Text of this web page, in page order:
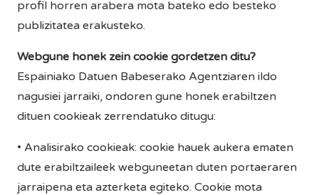
profil horren arabera mota bateko edo besteko
publizitatea erakusteko.
Webgune honek zein cookie gordetzen ditu?
Espainiako Datuen Babeserako Agentziaren ildo
nagusiei jarraiki, ondoren gune honek erabiltzen
dituen cookieak zerrendatuko ditugu:
• Analisirako cookieak: cookie hauek aukera ematen
dute erabiltzaileek webguneetan duten portaeraren
jarraipena eta azterketa egiteko. Cookie mota